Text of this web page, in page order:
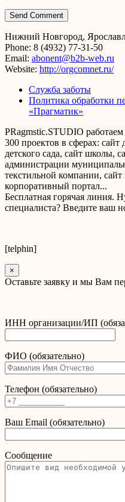
Нижний Новгород,
Phone: 8 (4932) 77-31-50
Email: abonent@b2b-web.ru
Website: http://orgcomnet.ru/
Служба заботы
Политика обработки
«Прагматик»
PRagmstic.STUDIO
300 проектов в сферах:
детского сада, сайт школы,
администрации
текстильной компании,
корпоративный портал...
Бесплатная горячая линия.
специалиста? Введите ваш
[telphin]
×
Оставьте заявку и мы Вам
ИНН организации/ИП
ФИО (обязательно)
Телефон (обязательно)
Ваш Email (обязательно)
Сообщение